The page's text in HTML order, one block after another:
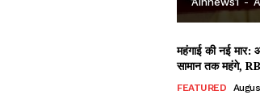
महंगाई की नई मार:
सामान तक महंगे,
FEATURED